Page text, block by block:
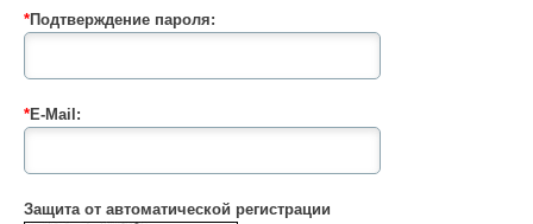
*Подтверждение пароля:
*E-Mail:
Защита от автоматической регистрации